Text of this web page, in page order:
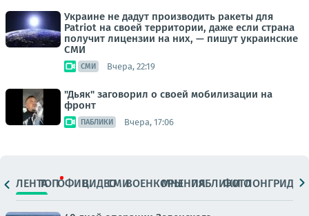
Украине не дадут производить ракеты для
Patriot на своей территории, даже если страна
получит лицензии на них, — пишут украинские
СМИ
СМИ Вчера, 22:19
"Дьяк" заговорил о своей мобилизации на
фронт
ПАБЛИКИ Вчера, 17:06
ЛЕНТАТОПОФИЦ.ВИДЕОСМИВОЕНКОРЫМНЕНИЯПАБЛИКИ
ФОТОЛОНГРИДЫ